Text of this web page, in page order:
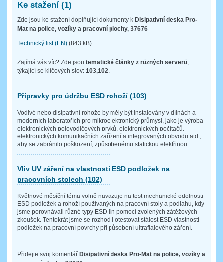
Ke stažení (1)
Zde jsou ke stažení doplňující dokumenty k Disipativní deska Pro-
Mat na police, vozíky a pracovní plochy, 37676
Technický list (EN) (843 kB)
Zajímá vás víc? Zde jsou tematické články z různých serverů,
týkající se klíčových slov: 103,102.
Přípravky pro údržbu ESD rohoží (103)
Vodivé nebo disipativní rohože by měly být instalovány v dílnách a
moderních laboratořích pro mikroelektronický průmysl, jako je výroba
elektronických polovodičových prvků, elektronických počítačů,
elektronických komunikačních zařízení a integrovaných obvodů atd.,
aby se zabránilo poškození, způsobenému statickou elektřinou.
Vliv UV záření na vlastnosti ESD podložek na
pracovních stolech (102)
Květnové měsíční téma volně navazuje na test mechanické odolnosti
ESD podložek a rohoží používaných na pracovní stoly a podlahu, kdy
jsme porovnávali různé typy ESD lin pomocí zvolených zátěžových
zkoušek. Tentokrát jsme se rozhodli otestovat stálost ESD vlastností
podložek na pracovní povrchy při působení ultrafialového záření.
Přidejte svůj komentář Disipativní deska Pro-Mat na police, vozíky a